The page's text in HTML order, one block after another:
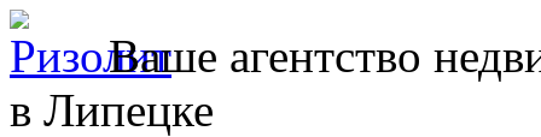
Ваше агентство
в Липецке